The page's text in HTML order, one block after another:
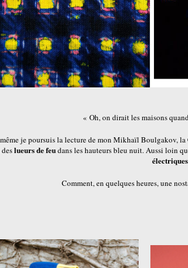
« Oh, on dirait les maisons
je poursuis la lecture de mon Mikhaïl Boulgakov,
lueurs defeudans les hauteurs bleu nuit. Aussi loin
électriques
Comment, en quelques heures, une